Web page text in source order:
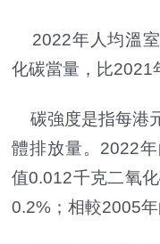
2022年人均溫室
化碳當量，比2021
碳強度是指每港
體排放量。2022
值0.012千克二氧
0.2%；相較2005年